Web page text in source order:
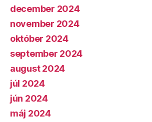
december 2024
november 2024
október 2024
september 2024
august 2024
júl 2024
jún 2024
máj 2024